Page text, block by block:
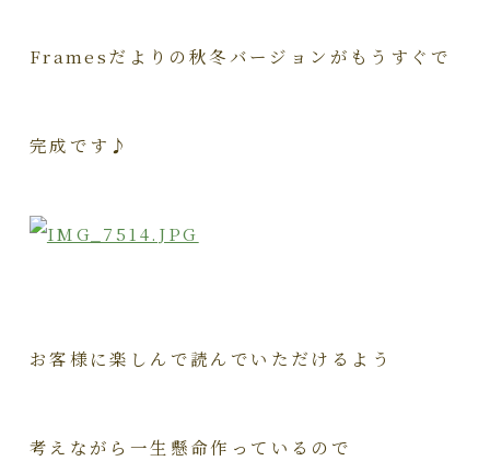
Framesだよりの秋冬バージョンがもうすぐで
完成です♪
お客様に楽しんで読んでいただけるよう
考えながら一生懸命作っているので